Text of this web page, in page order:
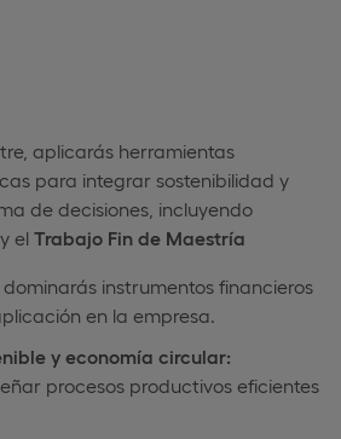
aplicarás herramientas
para integrar sostenibilidad y
de decisiones, incluyendo
el Trabajo Fin de Maestría
dominarás instrumentos financieros
en la empresa.
y economía circular:
procesos productivos eficientes